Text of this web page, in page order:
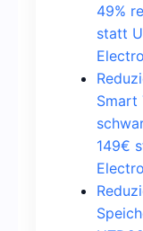
49%
statt
Smart
149€